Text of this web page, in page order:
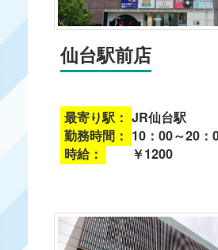
仙台駅前店
最寄り駅： JR仙台駅
勤務時間： 10：00～20
時給：
￥1200